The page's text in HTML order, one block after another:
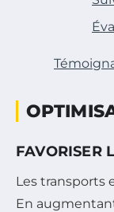
FAVORISER
Les transports
En